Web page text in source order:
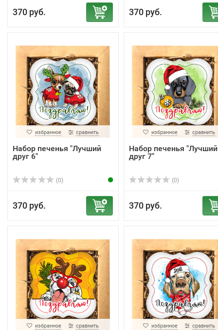
370 руб. 370 руб.
избранное сравнить
Набор печенья "Лучший
друг 6"
(0)
370 руб.
избранное сравнить
Набор печенья "Лучший
друг 7"
(0)
370 руб.
избранное сравнить избранное сравнить